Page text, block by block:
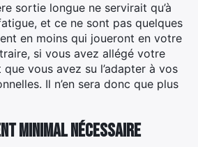
sortie longue ne servirait qu’à
et ce ne sont pas quelques
en moins qui joueront en votre
si vous avez allégé votre
que vous avez su l’adapter à vos
Il n’en sera donc que plus
minimal nécessaire